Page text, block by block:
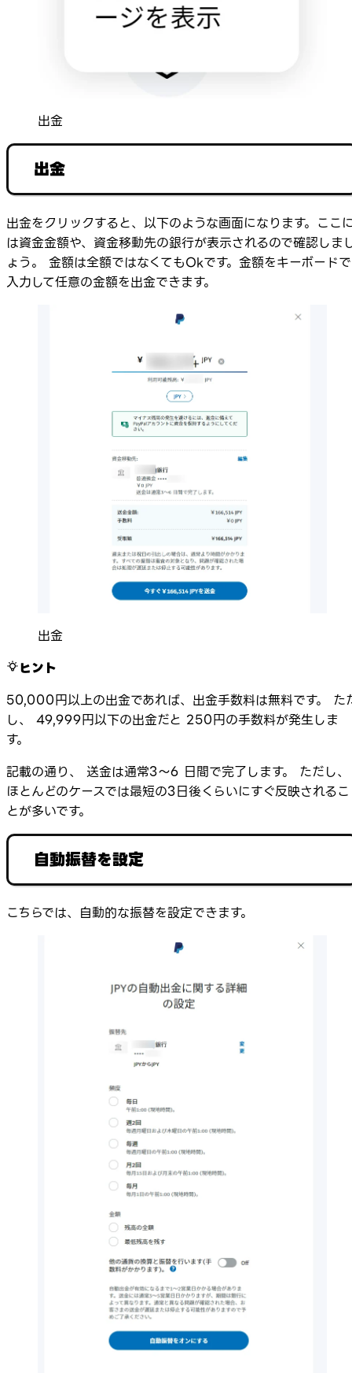
出金
出金
出金をクリックすると、以下のような画面になります。ここ
は資金金額や、資金移動先の銀行が表示されるので確認しま
ょう。 金額は全額ではなくてもOkです。金額をキーボードで
入力して任意の金額を出金できます。
出金
ヒント
50,000円以上の出金であれば、出金手数料は無料です。 た
し、 49,999円以下の出金だと 250円の手数料が発生しま
す。
記載の通り、 送金は通常3〜6 日間で完了します。 ただし、
ほとんどのケースでは最短の3日後くらいにすぐ反映されるこ
とが多いです。
自動振替を設定
こちらでは、自動的な振替を設定できます。